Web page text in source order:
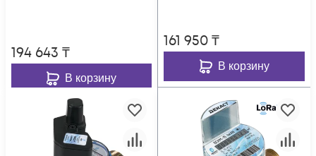
194 643 ₸
В корзину
161 950₸
В корзину